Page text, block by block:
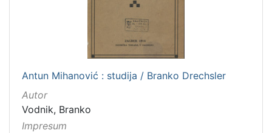
Antun Mihanović : studija / Branko Drechsler
Autor
Vodnik, Branko
Impresum